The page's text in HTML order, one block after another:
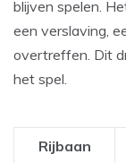
blijven spelen.
een verslaving,
overtreffen. Dit
het spel.
Rijbaan